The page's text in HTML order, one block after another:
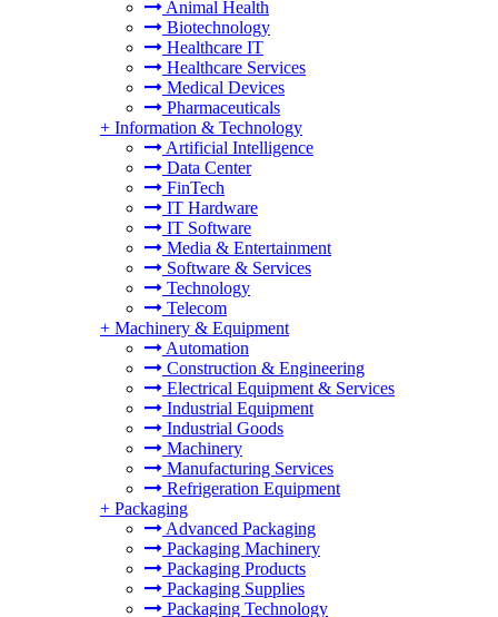
Animal Health
Biotechnology
Healthcare IT
Healthcare Services
Medical Devices
Pharmaceuticals
+ Information & Technology
Artificial Intelligence
Data Center
FinTech
IT Hardware
IT Software
Media & Entertainment
Software & Services
Technology
Telecom
+ Machinery & Equipment
Automation
Construction & Engineering
Electrical Equipment & Services
Industrial Equipment
Industrial Goods
Machinery
Manufacturing Services
Refrigeration Equipment
+ Packaging
Advanced Packaging
Packaging Machinery
Packaging Products
Packaging Supplies
Packaging Technology